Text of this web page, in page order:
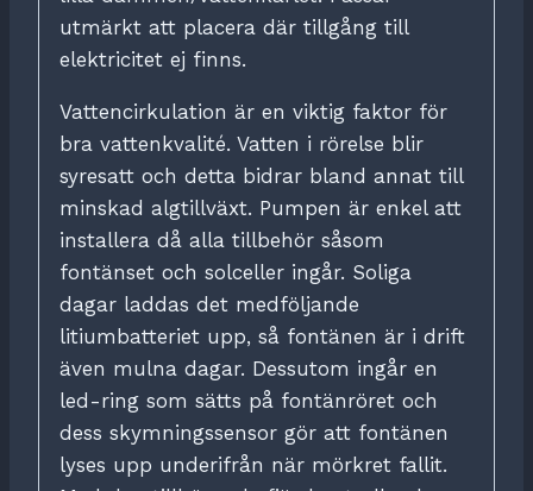
utmärkt att placera där tillgång till
elektricitet ej finns.
Vattencirkulation är en viktig faktor för
bra vattenkvalité. Vatten i rörelse blir
syresatt och detta bidrar bland annat till
minskad algtillväxt. Pumpen är enkel att
installera då alla tillbehör såsom
fontänset och solceller ingår. Soliga
dagar laddas det medföljande
litiumbatteriet upp, så fontänen är i drift
även mulna dagar. Dessutom ingår en
led-ring som sätts på fontänröret och
dess skymningssensor gör att fontänen
lyses upp underifrån när mörkret fallit.